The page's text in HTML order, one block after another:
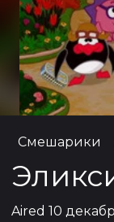
Смешарики
Aired 10